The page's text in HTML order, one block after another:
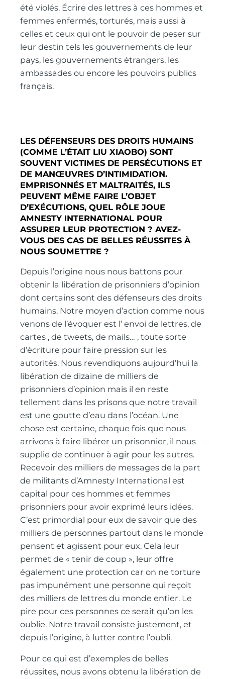
été violés. Écrire des lettres à ces hommes et
femmes enfermés, torturés, mais aussi à
celles et ceux qui ont le pouvoir de peser sur
leur destin tels les gouvernements de leur
pays, les gouvernements étrangers, les
ambassades ou encore les pouvoirs publics
français.
LES DÉFENSEURS DES DROITS HUMAINS
(COMME L’ÉTAIT LIU XIAOBO) SONT
SOUVENT VICTIMES DE PERSÉCUTIONS ET
DE MANŒUVRES D’INTIMIDATION.
EMPRISONNÉS ET MALTRAITÉS, ILS
PEUVENT MÊME FAIRE L’OBJET
D’EXÉCUTIONS, QUEL RÔLE JOUE
AMNESTY INTERNATIONAL POUR
ASSURER LEUR PROTECTION ? AVEZ-
VOUS DES CAS DE BELLES RÉUSSITES À
NOUS SOUMETTRE ?
Depuis l’origine nous nous battons pour
obtenir la libération de prisonniers d’opinion
dont certains sont des défenseurs des droits
humains. Notre moyen d’action comme nous
venons de l’évoquer est l’ envoi de lettres, de
cartes , de tweets, de mails… , toute sorte
d’écriture pour faire pression sur les
autorités. Nous revendiquons aujourd’hui la
libération de dizaine de milliers de
prisonniers d’opinion mais il en reste
tellement dans les prisons que notre travail
est une goutte d’eau dans l’océan. Une
chose est certaine, chaque fois que nous
arrivons à faire libérer un prisonnier, il nous
supplie de continuer à agir pour les autres.
Recevoir des milliers de messages de la part
de militants d’Amnesty International est
capital pour ces hommes et femmes
prisonniers pour avoir exprimé leurs idées.
C’est primordial pour eux de savoir que des
milliers de personnes partout dans le monde
pensent et agissent pour eux. Cela leur
permet de « tenir de coup », leur offre
également une protection car on ne torture
pas impunément une personne qui reçoit
des milliers de lettres du monde entier. Le
pire pour ces personnes ce serait qu’on les
oublie. Notre travail consiste justement, et
depuis l’origine, à lutter contre l’oubli.
Pour ce qui est d’exemples de belles
réussites, nous avons obtenu la libération de